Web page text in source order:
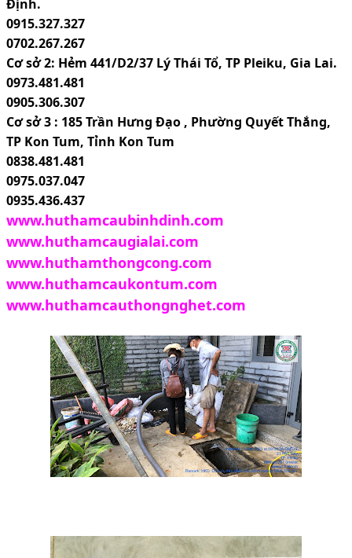
Định.
0915.327.327
0702.267.267
Cơ sở 2: Hẻm 441/D2/37 Lý Thái Tổ, TP Pleiku, Gia Lai.
0973.481.481
0905.306.307
Cơ sở 3 : 185 Trần Hưng Đạo , Phường Quyết Thắng,
TP Kon Tum, Tỉnh Kon Tum
0838.481.481
0975.037.047
0935.436.437
www.huthamcaubinhdinh.com
www.huthamcaugialai.com
www.huthamthongcong.com
www.huthamcaukontum.com
www.huthamcauthongnghet.com